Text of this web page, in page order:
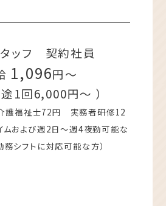
ッフ 契約社員
1,096円～
途1回6,000円～ ）
福祉士72円 実務者研修12
ムおよび週2日～週4夜勤可能な
務シフトに対応可能な方）